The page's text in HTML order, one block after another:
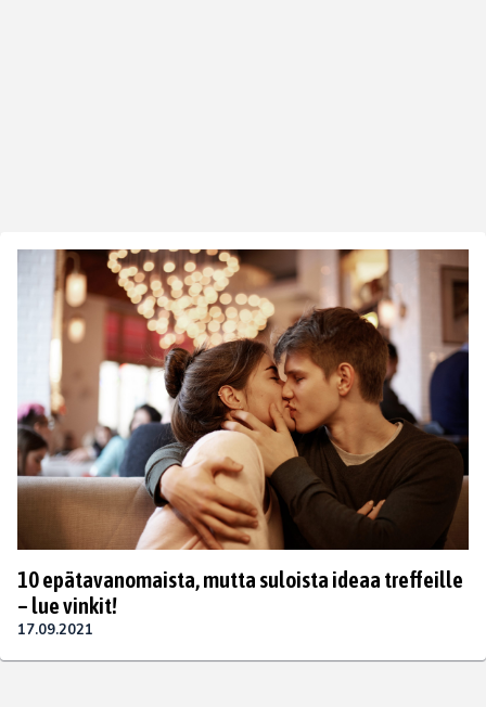
10 epätavanomaista, mutta suloista ideaa treffeille
– lue vinkit!
17.09.2021